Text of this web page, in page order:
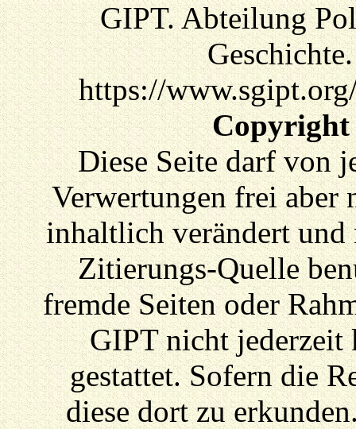
GIPT.Abteilung
Geschichte.
https://
Copyright
Diese Seite darf von
Verwertungen frei
inhaltlich verändert
Zitierungs-Quelle
fremde Seiten oder
GIPT nicht jederzeit
gestattet. Sofern die
diese dort zu